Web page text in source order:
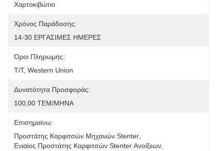
Χαρτοκιβώτιο
Χρόνος Παράδοσης:
14-30 ΕΡΓΑΣΙΜΕΣ ΗΜΕΡΕΣ
Όροι Πληρωμής:
T/T, Western Union
Δυνατότητα Προσφοράς:
100,00 ΤΕΜ/ΜΗΝΑ
Επισημαίνω:
Προστάτης Καρφιτσών Μηχανών Stenter
Ενιαίος Προστάτης Καρφιτσών Stenter Ανοίξεων